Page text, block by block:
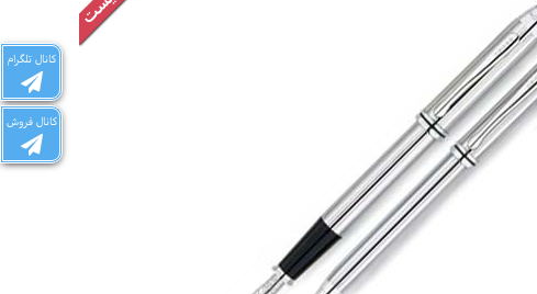
کانال تلگرام
کانال فروش